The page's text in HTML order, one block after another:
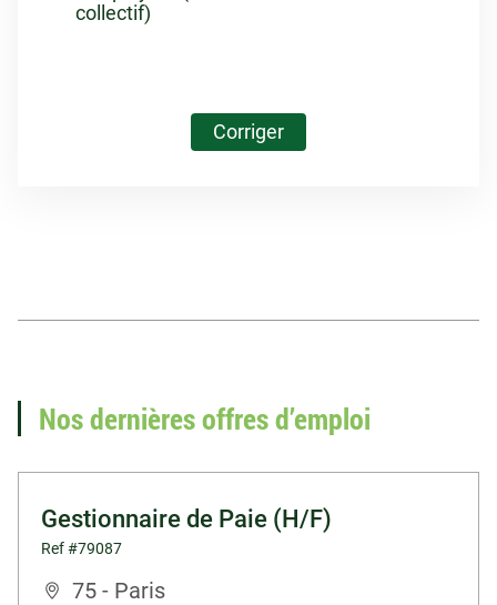
collectif)
Corriger
Nos dernières offres d’emploi
Gestionnaire de Paie (H/F)
Ref #79087
75 - Paris